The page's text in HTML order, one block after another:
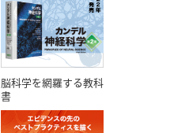
脳科学を網羅する教科
書